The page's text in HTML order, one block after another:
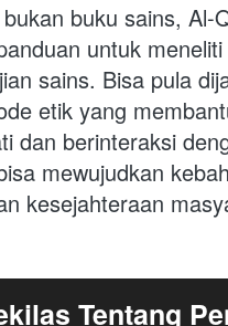
buku sains, Al-
untuk
sains. Bisa pula
etik yang
dan berinteraksi
mewujudkan
kesejahteraan
Tentang